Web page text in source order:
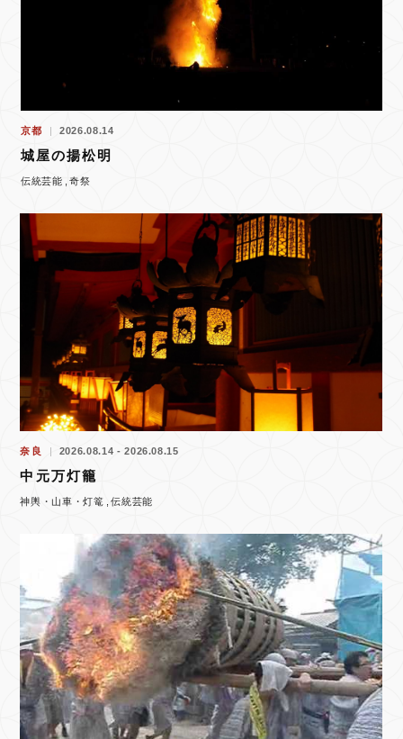
京都 2026.08.14
城屋の揚松明
伝統芸能 奇祭
奈良 2026.08.14 - 2026.08.15
中元万灯籠
神輿・山車・灯篭 伝統芸能